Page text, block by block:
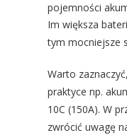
pojemności
Im większa
tym mocniejsze
Warto
praktyce np.
10C (150A). W
zwrócić uwagę